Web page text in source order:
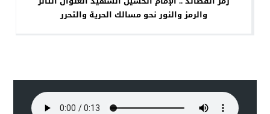
والرمز والنور نحو مسالك الحرية والتحرر